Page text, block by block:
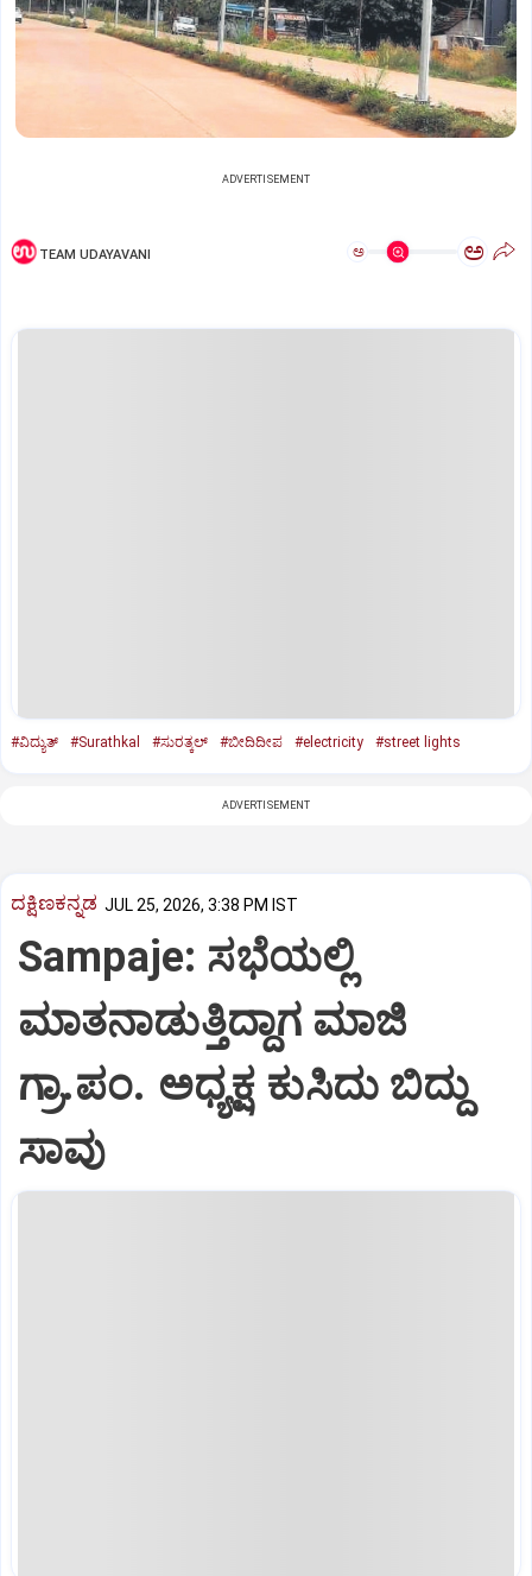
ADVERTISEMENT
TEAM UDAYAVANI ಅ ಅ
#ವಿದ್ಯುತ್‌ #Surathkal #ಸುರತ್ಕಲ್ #ಬೀದಿದೀಪ #electricity #street lights
ADVERTISEMENT
ದಕ್ಷಿಣಕನ್ನಡ JUL 25, 2026, 3:38 PM IST
Sampaje: ಸಭೆಯಲ್ಲಿ
ಮಾತನಾಡುತ್ತಿದ್ದಾಗ ಮಾಜಿ
ಗ್ರಾ.ಪಂ. ಅಧ್ಯಕ್ಷ ಕುಸಿದು ಬಿದ್ದು
ಸಾವು